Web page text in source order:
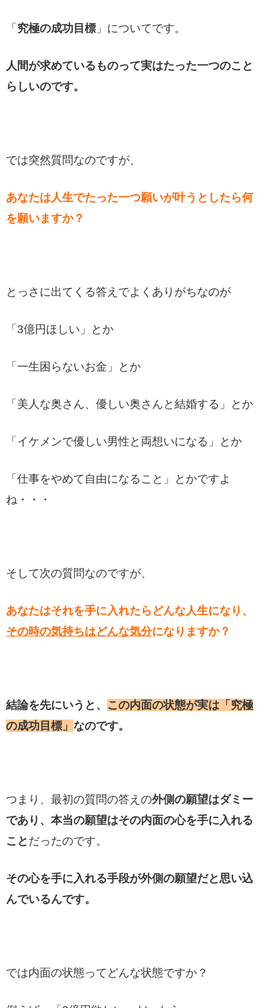
「 究極の成功目標 」についてです。
人間が求めているものって実はたった一つのこと
らしいのです。
では突然質問なのですが、
あなたは人生でたった一つ願いが叶うとしたら何
を願いますか？
とっさに出てくる答えでよくありがちなのが
「3億円ほしい」とか
「一生困らないお金」とか
「美人な奥さん、優しい奥さんと結婚する」とか
「イケメンで優しい男性と両想いになる」とか
「仕事をやめて自由になること」とかですよ
ね・・・
そして次の質問なのですが、
あなたはそれを手に入れたらどんな人生になり、
その時の気持ちはどんな気分になりますか？
結論を先にいうと、 この内面の状態が実は「究極
の成功目標」 なのです。
つまり、最初の質問の答えの外側の願望はダミー
であり、本当の願望はその内面の心を手に入れる
ことだったのです。
その心を手に入れる手段が外側の願望だと思い込
んでいるんです。
では内面の状態ってどんな状態ですか？